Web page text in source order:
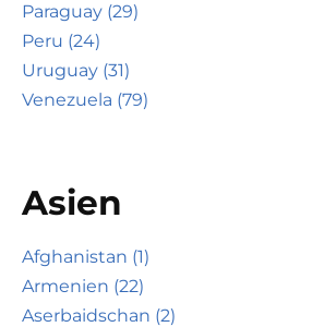
Paraguay (29)
Peru (24)
Uruguay (31)
Venezuela (79)
Asien
Afghanistan (1)
Armenien (22)
Aserbaidschan (2)